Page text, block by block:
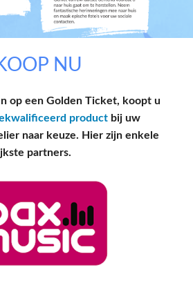
NU
op een Golden Ticket, koopt u
productbij uw
naar keuze. Hier zijn enkele
partners.